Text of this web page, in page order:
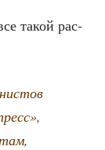
такой рас­